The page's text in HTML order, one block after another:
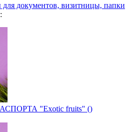
документов, визитницы, папки
"Exotic fruits" ()